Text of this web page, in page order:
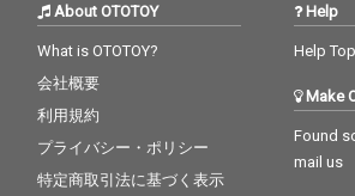
About OTOTOY
What is OTOTOY?
会社概要
利用規約
プライバシー・ポリシー
特定商取引法に基づく表示
Help
Help Top
Make
Found
mail us